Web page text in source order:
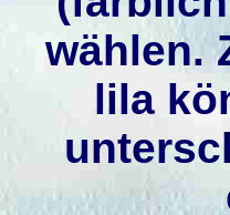
wählen.
lila